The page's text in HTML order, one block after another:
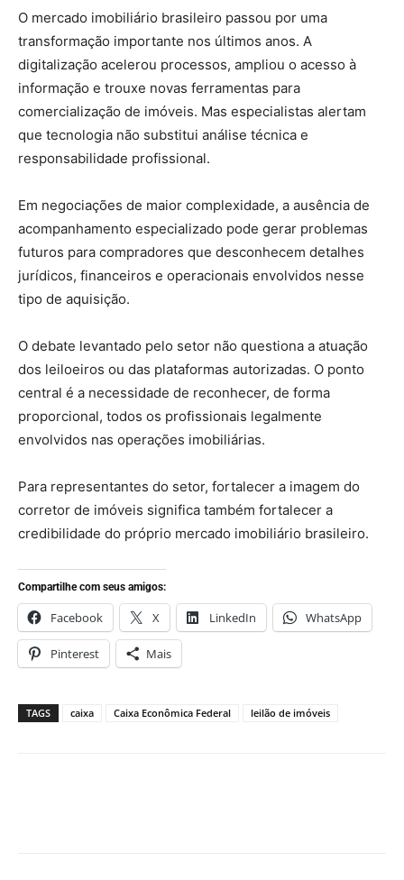
O mercado imobiliário brasileiro passou por uma
transformação importante nos últimos anos. A
digitalização acelerou processos, ampliou o acesso à
informação e trouxe novas ferramentas para
comercialização de imóveis. Mas especialistas alertam
que tecnologia não substitui análise técnica e
responsabilidade profissional.
Em negociações de maior complexidade, a ausência de
acompanhamento especializado pode gerar problemas
futuros para compradores que desconhecem detalhes
jurídicos, financeiros e operacionais envolvidos nesse
tipo de aquisição.
O debate levantado pelo setor não questiona a atuação
dos leiloeiros ou das plataformas autorizadas. O ponto
central é a necessidade de reconhecer, de forma
proporcional, todos os profissionais legalmente
envolvidos nas operações imobiliárias.
Para representantes do setor, fortalecer a imagem do
corretor de imóveis significa também fortalecer a
credibilidade do próprio mercado imobiliário brasileiro.
Compartilhe com seus amigos:
Facebook X LinkedIn WhatsApp
Pinterest Mais
TAGS caixa Caixa Econômica Federal leilão de imóveis